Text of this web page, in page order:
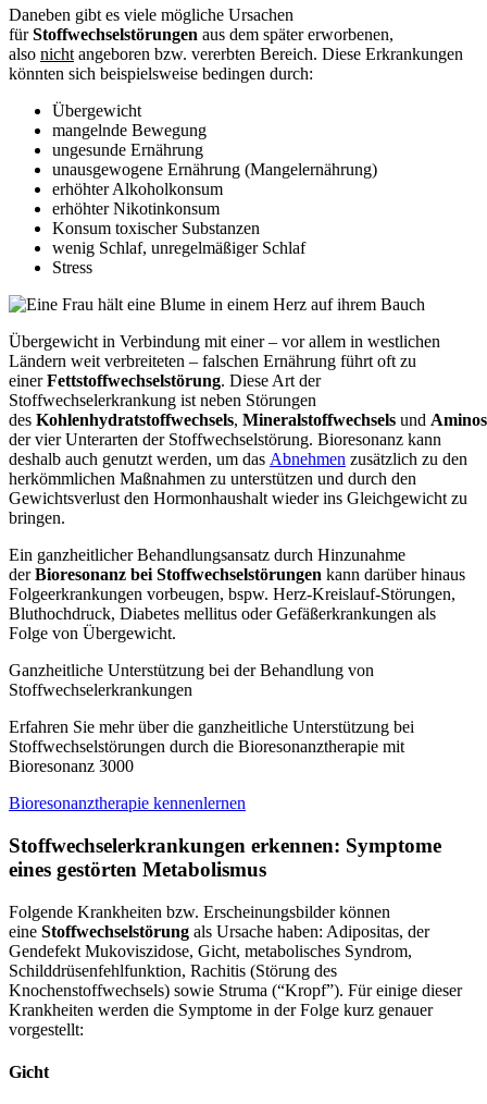
Daneben gibt es viele mögliche Ursachen
fürStoffwechselstörungen aus dem später erworbenen,
also nicht angeboren bzw. vererbten Bereich. Diese Erkrankungen
könnten sich beispielsweise bedingen durch:
Übergewicht
mangelnde Bewegung
ungesunde Ernährung
unausgewogene Ernährung (Mangelernährung)
erhöhter Alkoholkonsum
erhöhter Nikotinkonsum
Konsum toxischer Substanzen
wenig Schlaf, unregelmäßiger Schlaf
Stress
Übergewicht in Verbindung mit einer – vor allem in westlichen
Ländern weit verbreiteten – falschen Ernährung führt oft zu
einerFettstoffwechselstörung. Diese Art der
Stoffwechselerkrankung ist neben Störungen
des Kohlenhydratstoffwechsels, Mineralstoffwechsels und
der vier Unterarten der Stoffwechselstörung. Bioresonanz kann
deshalb auch genutzt werden, um das Abnehmen zusätzlich zu den
herkömmlichen Maßnahmen zu unterstützen und durch den
Gewichtsverlust den Hormonhaushalt wieder ins Gleichgewicht zu
bringen.
Ein ganzheitlicher Behandlungsansatz durch Hinzunahme
derBioresonanz bei Stoffwechselstörungen kann darüber hinaus
Folgeerkrankungen vorbeugen, bspw. Herz-Kreislauf-Störungen,
Bluthochdruck, Diabetes mellitus oder Gefäßerkrankungen als
Folge von Übergewicht.
Ganzheitliche Unterstützung bei der Behandlung von
Stoffwechselerkrankungen
Erfahren Sie mehr über die ganzheitliche Unterstützung bei
Stoffwechselstörungen durch die Bioresonanztherapie mit
Bioresonanz 3000
Bioresonanztherapie kennenlernen
Stoffwechselerkrankungen erkennen: Symptome
eines gestörten Metabolismus
Folgende Krankheiten bzw. Erscheinungsbilder können
eine Stoffwechselstörung als Ursache haben: Adipositas, der
Gendefekt Mukoviszidose, Gicht, metabolisches Syndrom,
Schilddrüsenfehlfunktion, Rachitis (Störung des
Knochenstoffwechsels) sowie Struma (“Kropf”). Für einige dieser
Krankheiten werden die Symptome in der Folge kurz genauer
vorgestellt:
Gicht